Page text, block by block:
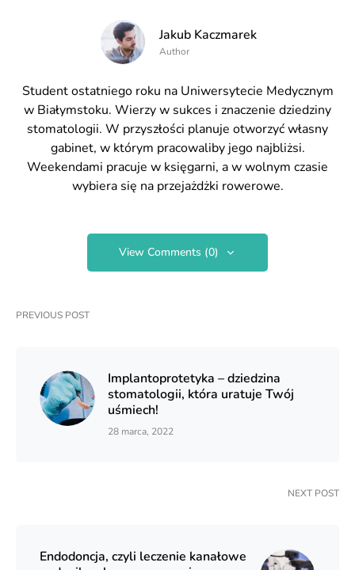
Jakub Kaczmarek
Author
Student ostatniego roku na Uniwersytecie Medycznym
w Białymstoku. Wierzy w sukces i znaczenie dziedziny
stomatologii. W przyszłości planuje otworzyć własny
gabinet, w którym pracowaliby jego najbliżsi.
Weekendami pracuje w księgarni, a w wolnym czasie
wybiera się na przejażdżki rowerowe.
View Comments (0)
PREVIOUS POST
Implantoprotetyka – dziedzina
stomatologii, która uratuje Twój
uśmiech!
28 marca, 2022
NEXT POST
Endodoncja, czyli leczenie kanałowe